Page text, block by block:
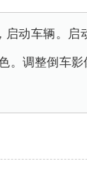
动车辆。启
。调整倒车